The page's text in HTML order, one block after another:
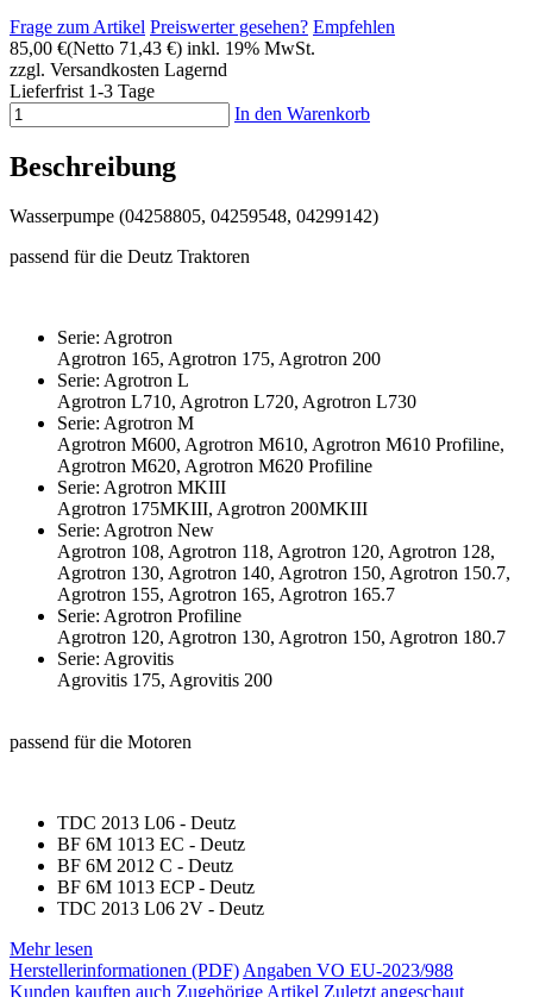
Frage zum Artikel Preiswerter gesehen? Empfehlen
85,00 €(Netto 71,43 €) inkl. 19% MwSt.
zzgl. Versandkosten Lagernd
Lieferfrist 1-3 Tage
In den Warenkorb
Beschreibung
Wasserpumpe (04258805, 04259548, 04299142)
passend für die Deutz Traktoren
Serie: Agrotron
Agrotron 165, Agrotron 175, Agrotron 200
Serie: Agrotron L
Agrotron L710, Agrotron L720, Agrotron L730
Serie: Agrotron M
Agrotron M600, Agrotron M610, Agrotron M610 Profiline,
Agrotron M620, Agrotron M620 Profiline
Serie: Agrotron MKIII
Agrotron 175MKIII, Agrotron 200MKIII
Serie: Agrotron New
Agrotron 108, Agrotron 118, Agrotron 120, Agrotron 128,
Agrotron 130, Agrotron 140, Agrotron 150, Agrotron 150.7,
Agrotron 155, Agrotron 165, Agrotron 165.7
Serie: Agrotron Profiline
Agrotron 120, Agrotron 130, Agrotron 150, Agrotron 180.7
Serie: Agrovitis
Agrovitis 175, Agrovitis 200
passend für die Motoren
TDC 2013 L06 - Deutz
BF 6M 1013 EC - Deutz
BF 6M 2012 C - Deutz
BF 6M 1013 ECP - Deutz
TDC 2013 L06 2V - Deutz
Mehr lesen
Herstellerinformationen (PDF)Angaben VO EU-2023/988
Kunden kauften auch Zugehörige Artikel Zuletzt angeschaut